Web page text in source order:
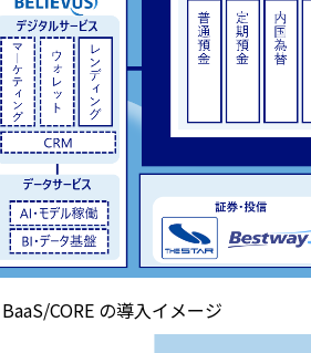
BaaS/CORE の導入イメージ